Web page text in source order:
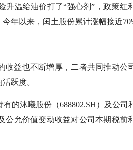
温给油价打了“强心剂”，政策红
年以来，闰土股份累计涨幅接近
益也不断增厚，二者共同推动公
跃度。
的沐曦股份（688802.SH）及公司
允价值变动收益对公司本期税前